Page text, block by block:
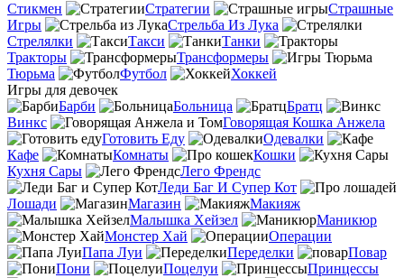
Стикмен
Стратегии
Страшные
Игры
Стрельба Из Лука
Стрелялки
Такси
Танки
Тракторы
Трансформеры
Тюрьма
Футбол
Хоккей
Игры для девочек
Барби
Больница
Братц
Винкс
Говорящая Кошка Анжела
Готовить Еду
Одевалки
Кафе
Комнаты
Кошки
Кухня Сары
Лего Френдс
Леди Баг И Супер Кот
Лошади
Магазин
Макияж
Малышка Хейзел
Маникюр
Монстер Хай
Операции
Папа Луи
Переделки
Повар
Пони
Поцелуи
Принцессы